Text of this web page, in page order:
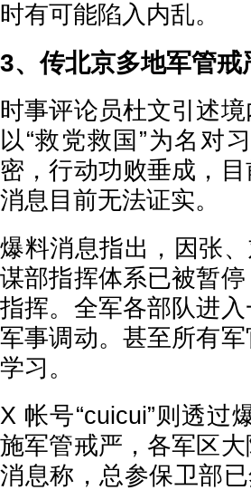
时有可能陷入内乱。
3、传北京多地军管
时事评论员杜文引述
以“救党救国”为名对
密，行动功败垂成，
消息目前无法证实。
爆料消息指出，因张
谋部指挥体系已被暂
指挥。全军各部队进
军事调动。甚至所有
学习。
X 帐号“cuicui”则透过
施军管戒严，各军区
消息称，总参保卫部